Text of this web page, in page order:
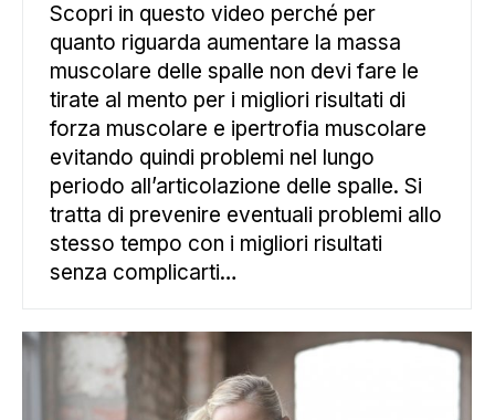
Scopri in questo video perché per
quanto riguarda aumentare la massa
muscolare delle spalle non devi fare le
tirate al mento per i migliori risultati di
forza muscolare e ipertrofia muscolare
evitando quindi problemi nel lungo
periodo all’articolazione delle spalle. Si
tratta di prevenire eventuali problemi allo
stesso tempo con i migliori risultati
senza complicarti…